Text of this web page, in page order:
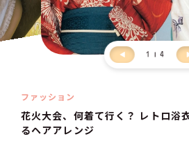
1 4
ファッション
花火大会、何着て行く？ レトロ浴
るヘアアレンジ